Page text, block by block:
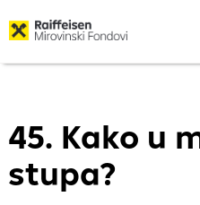
45. Kako u
stupa?